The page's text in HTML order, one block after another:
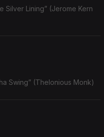
Silver Lining” (Jerome Kern
Swing” (Thelonious Monk)